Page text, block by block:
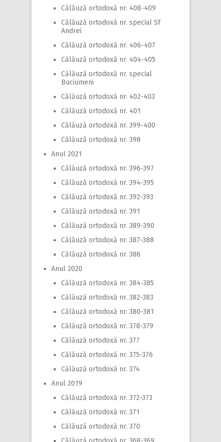
Călăuză ortodoxă nr. 408-409
Călăuză ortodoxă nr. special Sf
Andrei
Călăuză ortodoxă nr. 406-407
Călăuză ortodoxă nr. 404-405
Călăuză ortodoxă nr. special
Buciumeni
Călăuză ortodoxă nr. 402-403
Călăuză ortodoxă nr. 401
Călăuză ortodoxă nr. 399-400
Călăuză ortodoxă nr. 398
Anul 2021
Călăuză ortodoxă nr. 396-397
Călăuză ortodoxă nr. 394-395
Călăuză ortodoxă nr. 392-393
Călăuză ortodoxă nr. 391
Călăuză ortodoxă nr. 389-390
Călăuză ortodoxă nr. 387-388
Călăuză ortodoxă nr. 386
Anul 2020
Călăuză ortodoxă nr. 384-385
Călăuză ortodoxă nr. 382-383
Călăuză ortodoxă nr. 380-381
Călăuză ortodoxă nr. 378-379
Călăuză ortodoxă nr. 377
Călăuză ortodoxă nr. 375-376
Călăuză ortodoxă nr. 374
Anul 2019
Călăuză ortodoxă nr. 372-373
Călăuză ortodoxă nr. 371
Călăuză ortodoxă nr. 370